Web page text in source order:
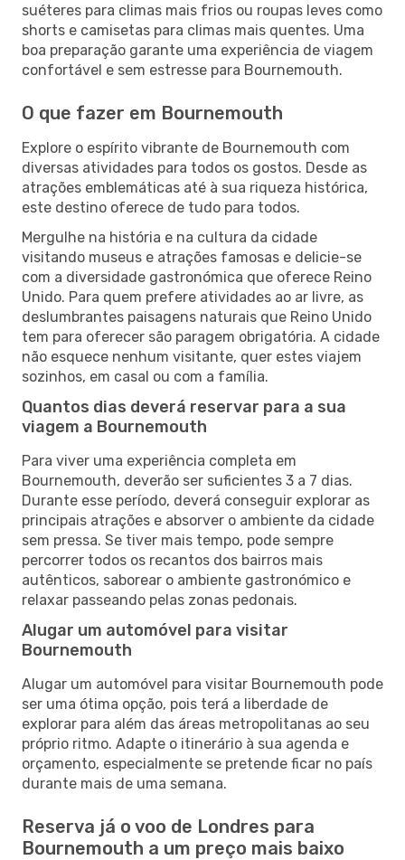
suéteres para climas mais frios ou roupas leves como
shorts e camisetas para climas mais quentes. Uma
boa preparação garante uma experiência de viagem
confortável e sem estresse para Bournemouth.
O que fazer em Bournemouth
Explore o espírito vibrante de Bournemouth com
diversas atividades para todos os gostos. Desde as
atrações emblemáticas até à sua riqueza histórica,
este destino oferece de tudo para todos.
Mergulhe na história e na cultura da cidade
visitando museus e atrações famosas e delicie-se
com a diversidade gastronómica que oferece Reino
Unido. Para quem prefere atividades ao ar livre, as
deslumbrantes paisagens naturais que Reino Unido
tem para oferecer são paragem obrigatória. A cidade
não esquece nenhum visitante, quer estes viajem
sozinhos, em casal ou com a família.
Quantos dias deverá reservar para a sua
viagem a Bournemouth
Para viver uma experiência completa em
Bournemouth, deverão ser suficientes 3 a 7 dias.
Durante esse período, deverá conseguir explorar as
principais atrações e absorver o ambiente da cidade
sem pressa. Se tiver mais tempo, pode sempre
percorrer todos os recantos dos bairros mais
autênticos, saborear o ambiente gastronómico e
relaxar passeando pelas zonas pedonais.
Alugar um automóvel para visitar
Bournemouth
Alugar um automóvel para visitar Bournemouth pode
ser uma ótima opção, pois terá a liberdade de
explorar para além das áreas metropolitanas ao seu
próprio ritmo. Adapte o itinerário à sua agenda e
orçamento, especialmente se pretende ficar no país
durante mais de uma semana.
Reserva já o voo de Londres para
Bournemouth a um preço mais baixo